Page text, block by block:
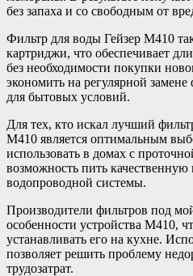
без запаха и со свободным от
Фильтр для воды Гейзер М410
картриджи, что обеспечивает
без необходимости покупки
экономить на регулярной
для бытовых условий.
Для тех, кто искал лучший
М410 является оптимальным
использовать в домах с
возможность пить качественную
водопроводной системы.
Производители фильтров под
особенности устройства М410,
устанавливать его на кухне.
позволяет решить проблему
трудозатрат.